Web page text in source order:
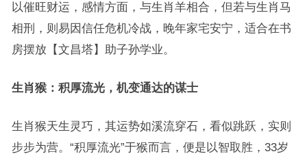
以催旺财运，感情方面，与生肖羊相合，但若与生肖马
相刑，则易因信任危机冷战，晚年家宅安宁，适合在书
房摆放【文昌塔】助子孙学业。
生肖猴：积厚流光，机变通达的谋士
生肖猴天生灵巧，其运势如溪流穿石，看似跳跃，实则
步步为营。“积厚流光”于猴而言，便是以智取胜，33岁